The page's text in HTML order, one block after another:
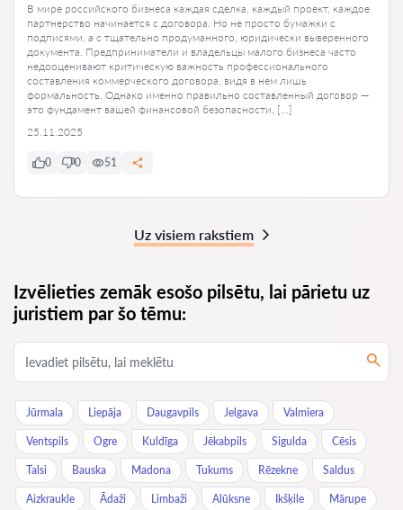
В мире российского бизнеса каждая сделка, каждый проект, каждое
партнерство начинается с договора. Но не просто бумажки с
подписями, а с тщательно продуманного, юридически выверенного
документа. Предприниматели и владельцы малого бизнеса часто
недооценивают критическую важность профессионального
составления коммерческого договора, видя в нем лишь
формальность. Однако именно правильно составленный договор —
это фундамент вашей финансовой безопасности, […]
25.11.2025
0 0 51
Uz visiem rakstiem
Izvēlieties zemāk esošo pilsētu, lai pārietu uz
juristiem par šo tēmu:
Jūrmala Liepāja Daugavpils Jelgava Valmiera
Ventspils Ogre Kuldīga Jēkabpils Sigulda Cēsis
Talsi Bauska Madona Tukums Rēzekne Saldus
Aizkraukle Ādaži Limbaži Alūksne Ikšķile Mārupe